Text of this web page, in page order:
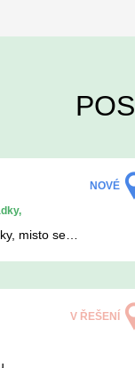
NOVÉ
misto se…
V ŘEŠENÍ